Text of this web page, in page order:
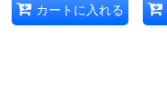
カートに入れる